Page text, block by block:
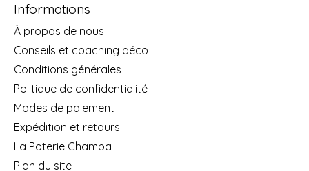
Informations
À propos de nous
Conseils et coaching déco
Conditions générales
Politique de confidentialité
Modes de paiement
Expédition et retours
La Poterie Chamba
Plan du site